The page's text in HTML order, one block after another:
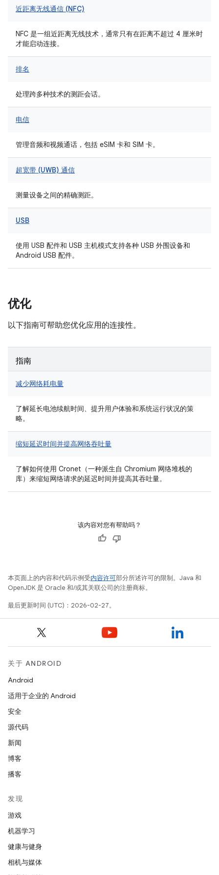
近距离无线通信 (NFC)
NFC 是一组近距离无线技术，通常只有在距离不超过 4 厘米时
才能启动连接。
排名
处理跨多种技术的测距会话。
电信
管理音频和视频通话，包括 eSIM 卡和 SIM 卡。
超宽带 (UWB) 通信
测量设备之间的精确测距。
USB
使用 USB 配件和 USB 主机模式支持各种 USB 外围设备和
Android USB 配件。
优化
以下指南可帮助您优化应用的连接性。
指南
减少网络耗电量
了解延长电池续航时间、提升用户体验和系统运行状况的策
略。
缩短延迟时间并提高网络吞吐量
了解如何使用 Cronet（一种派生自 Chromium 网络堆栈的
库）来缩短网络请求的延迟时间并提高其吞吐量。
该内容对您有帮助吗？
本页面上的内容和代码示例受内容许可部分所述许可的限制。Java 和
OpenJDK 是 Oracle 和/或其关联公司的注册商标。
最后更新时间 (UTC)：2026-02-27。
关于 ANDROID
Android
适用于企业的 Android
安全
源代码
新闻
博客
播客
发现
游戏
机器学习
健康与健身
相机与媒体